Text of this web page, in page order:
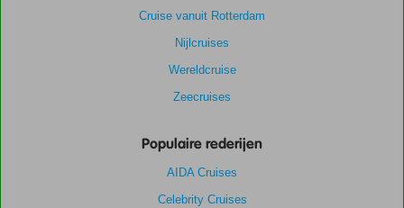
Cruise vanuit Rotterdam
Nijlcruises
Wereldcruise
Zeecruises
Populaire rederijen
AIDA Cruises
Celebrity Cruises